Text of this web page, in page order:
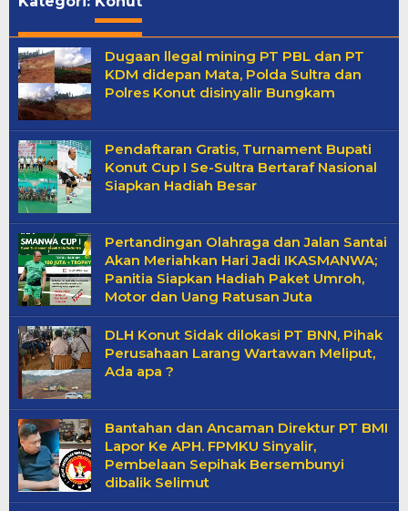
Dugaan llegal mining PT PBL dan PT
KDM didepan Mata, Polda Sultra dan
Polres Konut disinyalir Bungkam
Pendaftaran Gratis, Turnament Bupati
Konut Cup I Se-Sultra Bertaraf Nasional
Siapkan Hadiah Besar
Pertandingan Olahraga dan Jalan Santai
Akan Meriahkan Hari Jadi IKASMANWA;
Panitia Siapkan Hadiah Paket Umroh,
Motor dan Uang Ratusan Juta
DLH Konut Sidak dilokasi PT BNN, Pihak
Perusahaan Larang Wartawan Meliput,
Ada apa ?
Bantahan dan Ancaman Direktur PT BMI
Lapor Ke APH. FPMKU Sinyalir,
Pembelaan Sepihak Bersembunyi
dibalik Selimut